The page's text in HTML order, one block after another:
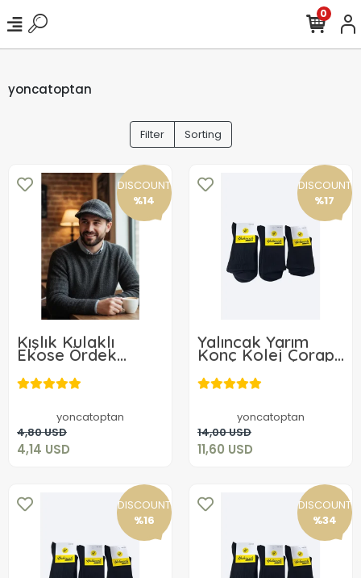
0
yoncatoptan
Filter Sorting
DISCOUNT
%14
Kışlık Kulaklı
Ekose Ördek
Şapka Koyu Renk
yoncatoptan
4,80 USD
4,14 USD
4,14 USD
Add to cart
DISCOUNT
%17
Yalıncak Yarım
Konç Kolej Çorap
Siyah Renk 12 Adet
Desensiz Model
yoncatoptan
14,00 USD
11,60 USD
11,60 USD
Add to cart
DISCOUNT
%16
DISCOUNT
%34